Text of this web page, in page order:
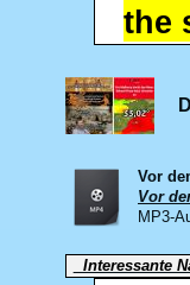
the
Vor
Vor
MP3-
Interessante